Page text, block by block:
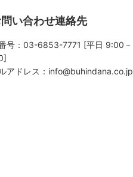
い合わせ連絡先
号：03-6853-7771 [平日 9:00－
アドレス： info@buhindana.co.jp